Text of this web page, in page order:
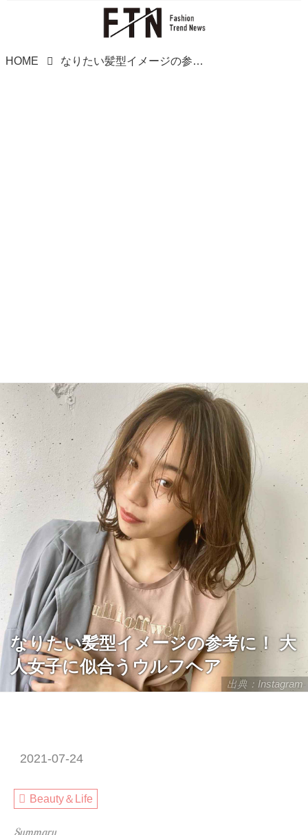
HOME なりたい髪型イメージの参考に！ 大人女子に似合うウルフヘア
出典：Instagram
なりたい髪型イメージの参考に！ 大
人女子に似合うウルフヘア
2021-07-24
Beauty＆Life